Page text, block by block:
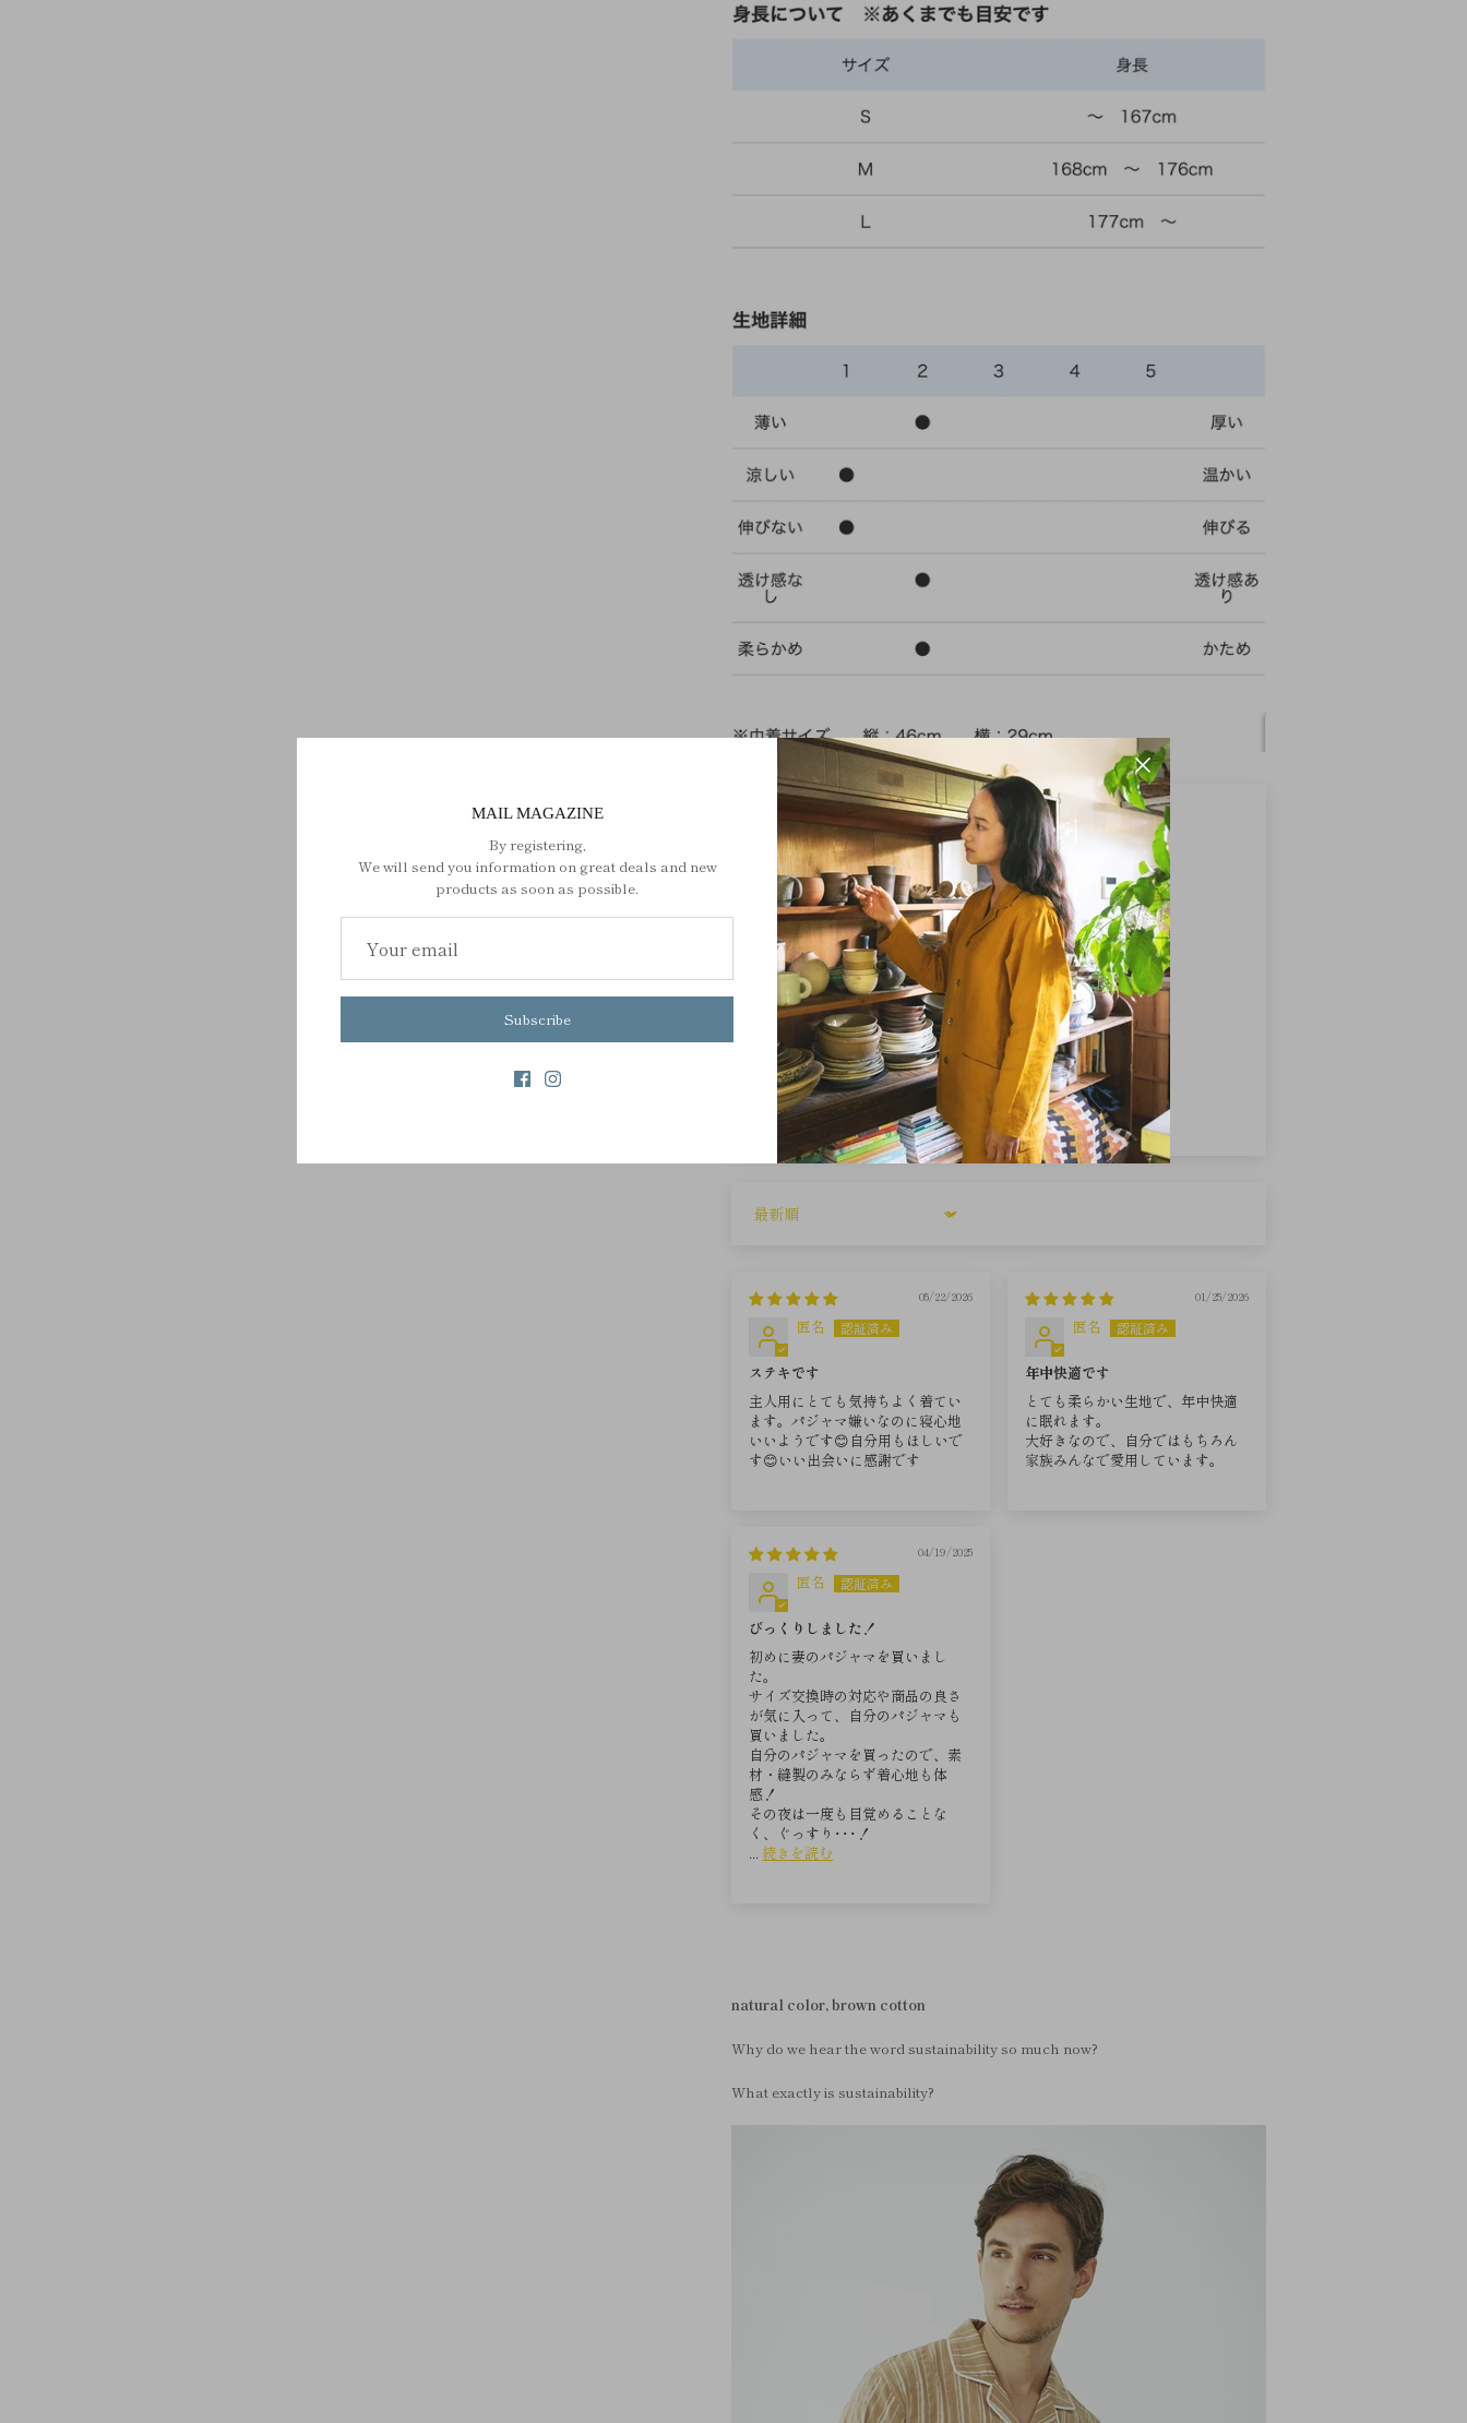
カスタマーレビュー
平均評価：5.00
3 件のレビュー
3
0
0
レビューを書く
Sort by
05/22/2026
匿名
ステキです
主人用にとても気持ちよく着てい
ます。パジャマ嫌いなのに寝心地
いいようです😊自分用もほしいで
す😊いい出会いに感謝です
01/25/2026
匿名
年中快適です
とても柔らかい生地で、年中快適
に眠れます。
大好きなので、自分ではもちろん
家族みんなで愛用しています。
04/19/2025
匿名
びっくりしました！
初めに妻のパジャマを買いまし
た。
サイズ交換時の対応や商品の良さ
が気に入って、自分のパジャマも
買いました。
自分のパジャマを買ったので、素
材・縫製のみならず着心地も体
感！
その夜は一度も目覚めることな
く、ぐっすり･･･！
... 続きを読む
natural color, brown cotton
Why do we hear the word sustainability so much now?
What exactly is sustainability?
MAIL MAGAZINE
By registering,
We will send you information on great deals and new
products as soon as possible.
Subscribe